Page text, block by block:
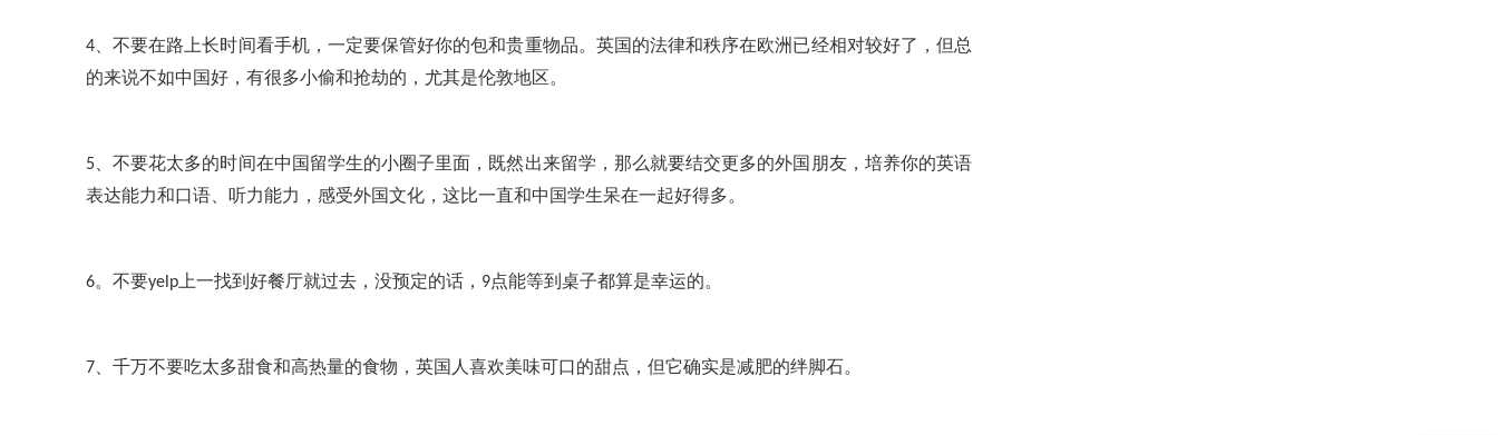
4 、不要在路上长时间看手机，一定要保管好你的包和贵重物品。英国的法律和秩序在欧洲已经相对较好了，但总
的来说不如中国好，有很多小偷和抢劫的，尤其是伦敦地区。
5 、不要花太多的时间在中国留学生的小圈子里面，既然出来留学，那么就要结交更多的外国朋友，培养你的英语
表达能力和口语、听力能力，感受外国文化，这比一直和中国学生呆在一起好得多。
6。不要yelp 上一找到好餐厅就过去，没预定的话， 9点能等到桌子都算是幸运的。
7 、千万不要吃太多甜食和高热量的食物，英国人喜欢美味可口的甜点，但它确实是减肥的绊脚石。